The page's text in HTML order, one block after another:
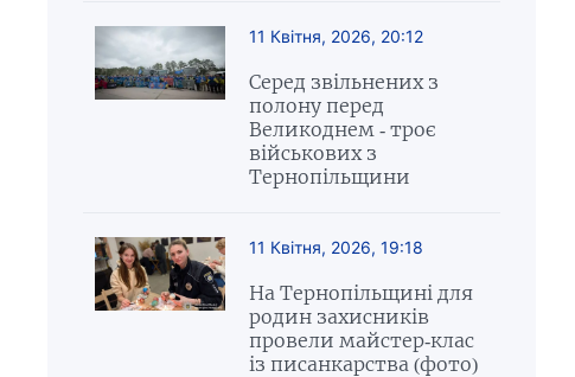
11 Квітня, 2026, 20:12
Серед звільнених з
полону перед
Великоднем - троє
військових з
Тернопільщини
11 Квітня, 2026, 19:18
На Тернопільщині для
родин захисників
провели майстер-клас
із писанкарства (фото)